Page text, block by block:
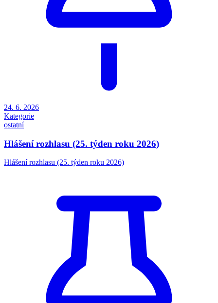
24. 6. 2026
Kategorie
ostatní
Hlášení rozhlasu (25. týden roku 2026)
Hlášení rozhlasu (25. týden roku 2026)